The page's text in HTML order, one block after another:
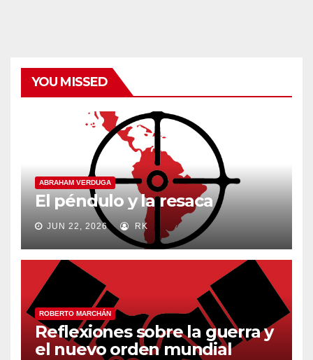
YOU MISSED
ABRAHAM VERDUGA
El péndulo y la resaca
JUN 22, 2026 RK
ROBERTO MARCHÁN
Reflexiones sobre la guerra y
el nuevo orden mundial